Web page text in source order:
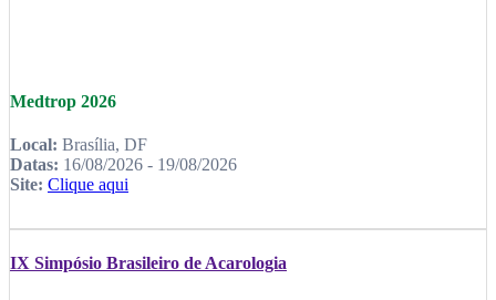
Medtrop 2026
Local: Brasília, DF
Datas: 16/08/2026 - 19/08/2026
Site: Clique aqui
IX Simpósio Brasileiro de Acarologia